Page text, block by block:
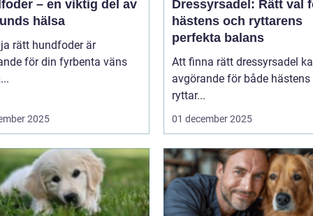
– en viktig del av
hälsa
rätt hundfoder är
för din fyrbenta väns
2025
Dressyrsadel: Rätt val
hästens och ryttarens
perfekta balans
Att finna rätt dressyrsadel
avgörande för både hästens
ryttar...
01 december 2025